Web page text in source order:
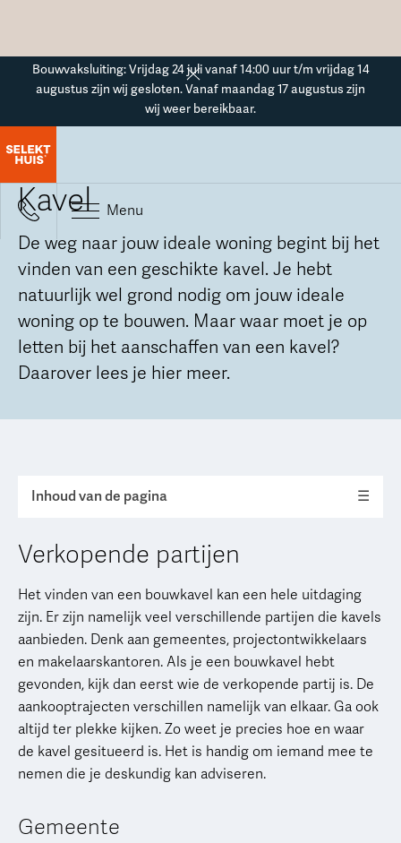
Bouwvaksluiting: Vrijdag 24 juli vanaf 14:00 uur t/m vrijdag 14
augustus zijn wij gesloten. Vanaf maandag 17 augustus zijn
wij weer bereikbaar.
Menu
Stap
Kavel
De weg naar jouw ideale woning begint bij het
vinden van een geschikte kavel. Je hebt
natuurlijk wel grond nodig om jouw ideale
woning op te bouwen. Maar waar moet je op
letten bij het aanschaffen van een kavel?
Daarover lees je hier meer.
Inhoud van de pagina ☰
Verkopende partijen
Het vinden van een bouwkavel kan een hele uitdaging
zijn. Er zijn namelijk veel verschillende partijen die kavels
aanbieden. Denk aan gemeentes, projectontwikkelaars
en makelaarskantoren. Als je een bouwkavel hebt
gevonden, kijk dan eerst wie de verkopende partij is. De
aankooptrajecten verschillen namelijk van elkaar. Ga ook
altijd ter plekke kijken. Zo weet je precies hoe en waar
de kavel gesitueerd is. Het is handig om iemand mee te
nemen die je deskundig kan adviseren.
Gemeente